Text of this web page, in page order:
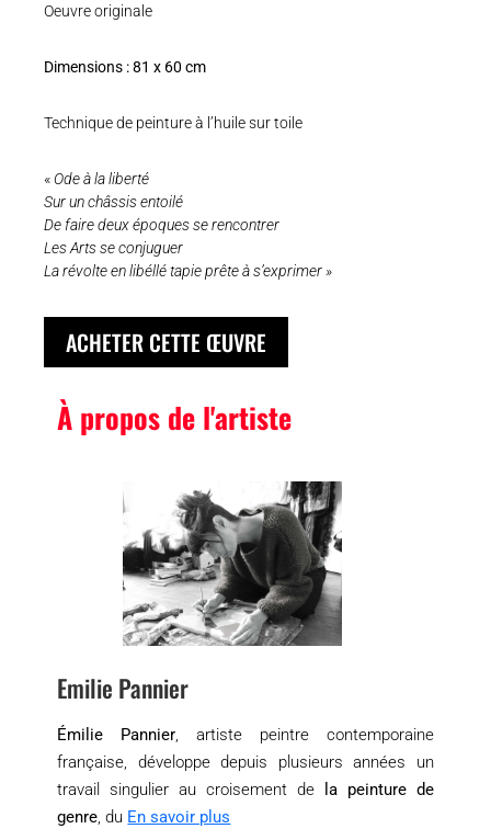
Oeuvre originale
Dimensions : 81 x 60 cm
Technique de peinture à l’huile sur toile
«Ode à la liberté
Sur un châssis entoilé
De faire deux époques se rencontrer
Les Arts se conjuguer
La révolte en libéllé tapie prête à s’exprimer »
ACHETER CETTE ŒUVRE
À propos de l'artiste
Emilie Pannier
Émilie Pannier , artiste peintre contemporaine
française, développe depuis plusieurs années un
travail singulier au croisement de
la peinture de
genre , du En savoir plus